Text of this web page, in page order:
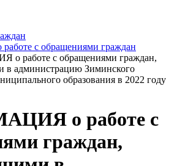
о работе с
граждан,
с обращениями граждан
работе с обращениями граждан,
в администрацию Зиминского
образования в 2022 году